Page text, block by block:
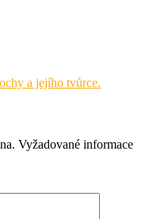
a jejího tvůrce.
Vyžadované informace